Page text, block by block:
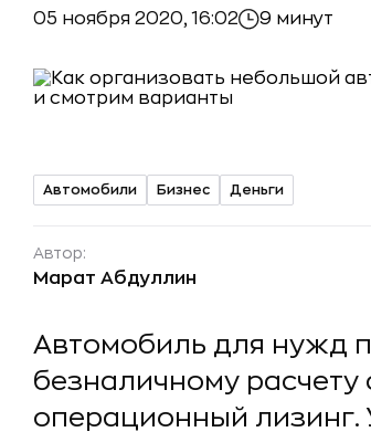
05 ноября 2020, 16:02 9 минут
Автомобили Бизнес Деньги
Автор:
Марат Абдуллин
Автомобиль для нужд
безналичному расчету
операционный лизинг.